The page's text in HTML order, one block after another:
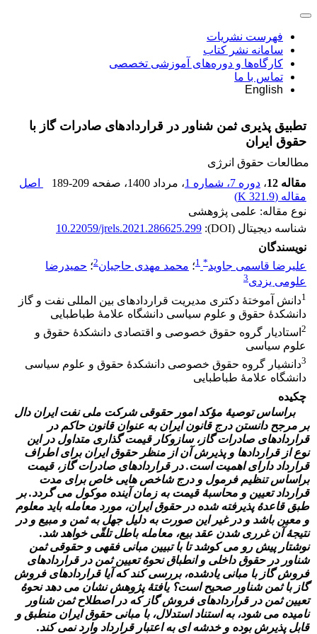
فهرست نشریات
سامانه نشر کتاب
کارگاه‌ها و دوره‌های آموزشی تخصصی
تماس با ما
English
تطبیق پذیری ثمن شناور در قراردادهای صادرات گاز با
حقوق ایران
مطالعات حقوق انرژی
مقاله 12
، دوره 7، شماره 1 ، مرداد 1400 ، صفحه 189-209
اصل
مقاله (321.9 K
)
نوع مقاله: علمی پژوهشی
شناسه دیجیتال (DOI):
10.22059/jrels.2021.286625.299
نویسندگان
علیرضا قاسمی جاوید*
1؛ محمد مهدی حاجیان2؛ حمیدرضا
علومی یزدی3
1دانش آموختۀ دکتری مدیریت قراردادهای بین المللی نفت و گاز
دانشکدۀ حقوق و علوم ‏سیاسی دانشگاه علامۀ طباطبایی ‏
2 استادیار گروه حقوق خصوصی و اقتصادی دانشکدۀ حقوق و
علوم سیاسی
3دانشیار گروه حقوق خصوصی دانشکدۀ حقوق و علوم سیاسی
دانشگاه علامۀ طباطبایی
چکیده
براساس توصیۀ مؤکد امور حقوقی شرکت ملی نفت ایران دال
بر مرجح دانستن درج قانون ایران به­ عنوان قانون حاکم در
قراردادهای صادرات گاز، سازوکار قیمت ­گذاری متداول در این
نوع از قراردادها و پذیرش آن از منظر حقوق ایران برای اطراف
قرارداد دارای اهمیت است. در قراردادهای صادرات گاز، قیمت
براساس تنظیم فرمول و درج شاخص ­هایی خاص برای مدت
قرارداد تعیین و محاسبۀ قیمت به زمان آینده موکول می­ گردد. بر
طبق قاعدۀ پذیرفته شده در حقوق ایران، مورد معامله باید معلوم
و معین باشد و در غیر این صورت به دلیل جهل به ثمن و مبیع و در
نتیجۀ آن غرری شدن عقد بیع، معامله باطل تلقّی خواهد شد.
نوشتار پیش رو می­ کوشد تا با تبیین مبانی فقهی و حقوقی ثمن
شناور در حقوق داخلی و انطباق نحوۀ تعیین ثمن در قراردادهای
فروش گاز با مبانی یادشده، بررسی کند که آیا قراردادهای فروش
گاز با ثمن شناور صحیح است؟ یافتۀ پژوهش نشان می­ دهد نحوۀ
تعیین ثمن در قراردادهای فروش گاز که در اصطلاح ثمن شناور
نامیده می­ شود، به استناد استدلال، با مبانی حقوق ایران منطبق و
قابل پذیرش بوده و خدشه ای به اعتبار قرارداد وارد نمی­ کند.